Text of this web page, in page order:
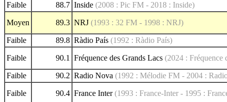
Faible
88.7 Inside (2008 : Pic FM - 2018 : Inside)
Moyen 89.3 NRJ (1993 : 32 FM - 1998 : NRJ)
Faible 89.8 Ràdio País (1992 : Ràdio País)
Faible 90.1 Fréquence des Grands Lacs (2024 : Fréquence
Faible 90.2 Radio Nova (1992 : Mélodie FM - 2004 :
Faible 90.4 France Inter(1993 : France-Inter - 1995 :